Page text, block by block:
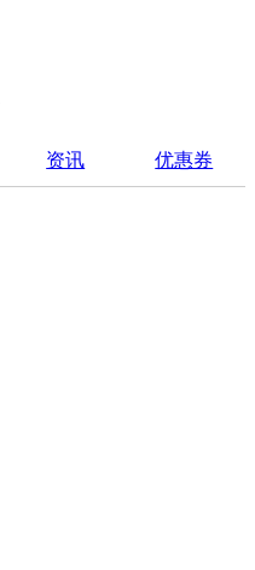
资讯 优惠券